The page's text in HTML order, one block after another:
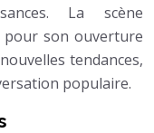
La scène
pour son ouverture
tendances,
populaire.